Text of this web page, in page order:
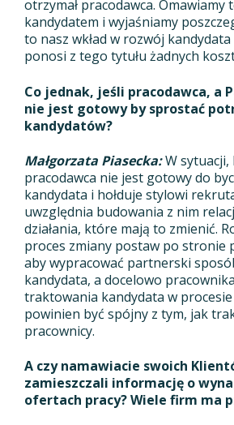
otrzymał pracodawca. Omawiamy
kandydatem i wyjaśniamy
to nasz wkład w rozwój
ponosi z tego tytułu żadnych
Co jednak, jeśli pracodawca, a
nie jest gotowy by sprostać
kandydatów?
Małgorzata Piasecka:W sytuacji,
pracodawca nie jest gotowy do
kandydata i hołduje stylowi
uwzględnia budowania z nim
działania, które mają to zmienić.
proces zmiany postaw po stronie
aby wypracować partnerski
kandydata, a docelowo
traktowania kandydata w
powinien być spójny z tym, jak
pracownicy.
A czy namawiacie swoich
zamieszczali informację o
ofertach pracy? Wiele firm ma